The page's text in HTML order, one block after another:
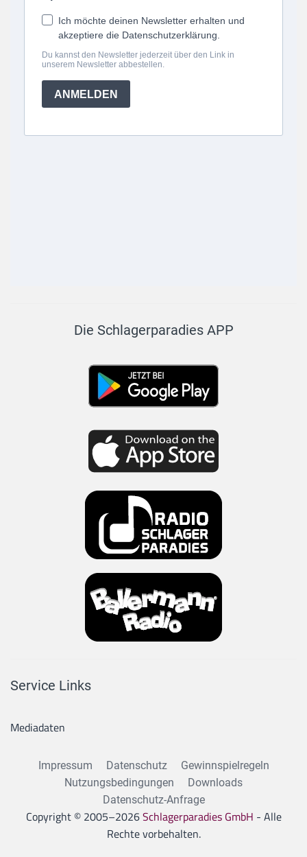
Die Schlagerparadies APP
Service Links
Mediadaten
Impressum Datenschutz
Gewinnspielregeln
Nutzungsbedingungen
Downloads
Datenschutz-Anfrage
Copyright © 2005–2026Schlagerparadies GmbH - Alle
Rechte vorbehalten.